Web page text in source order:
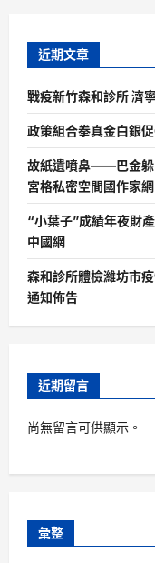
近期文章
戰疫新竹森和診所 濟
政策組合拳真金白銀
故紙遺噴鼻——巴金躲
宮格私密空間國作家網
“小葉子”成績年夜財
中國網
森和診所體檢濰坊市
通知佈告
近期留言
尚無留言可供顯示。
彙整